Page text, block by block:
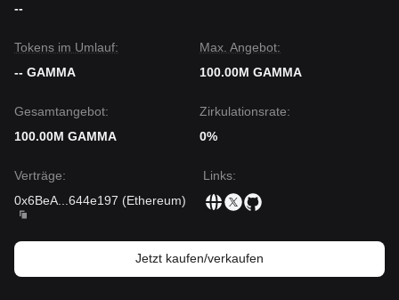
--
Tokens im Umlauf:
-- GAMMA
Max. Angebot:
100.00M GAMMA
Gesamtangebot:
100.00M GAMMA
Zirkulationsrate:
0%
Verträge:
0x6BeA
644e197 (Ethereum)
Links:
Jetzt kaufen/verkaufen